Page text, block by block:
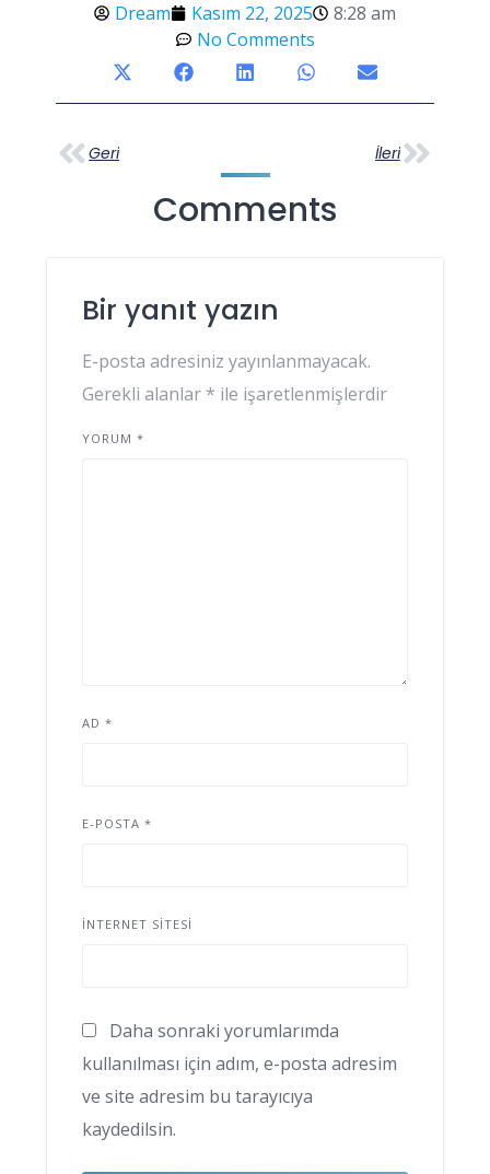
Dream Kasım 22, 2025
8:28 am
No Comments
Geri İleri
Comments
Bir yanıt yazın
E-posta adresiniz yayınlanmayacak.
Gerekli alanlar * ile işaretlenmişlerdir
YORUM *
AD *
E-POSTA *
İNTERNET SITESI
Daha sonraki yorumlarımda
kullanılması için adım, e-posta adresim
ve site adresim bu tarayıcıya
kaydedilsin.